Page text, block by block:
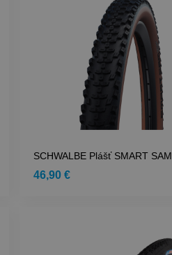
SCHWALBE Plášť SMART SAM
46,90 €